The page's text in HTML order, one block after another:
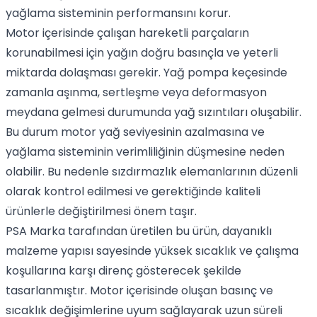
yağlama sisteminin performansını korur.
Motor içerisinde çalışan hareketli parçaların
korunabilmesi için yağın doğru basınçla ve yeterli
miktarda dolaşması gerekir. Yağ pompa keçesinde
zamanla aşınma, sertleşme veya deformasyon
meydana gelmesi durumunda yağ sızıntıları oluşabilir.
Bu durum motor yağ seviyesinin azalmasına ve
yağlama sisteminin verimliliğinin düşmesine neden
olabilir. Bu nedenle sızdırmazlık elemanlarının düzenli
olarak kontrol edilmesi ve gerektiğinde kaliteli
ürünlerle değiştirilmesi önem taşır.
PSA Marka tarafından üretilen bu ürün, dayanıklı
malzeme yapısı sayesinde yüksek sıcaklık ve çalışma
koşullarına karşı direnç gösterecek şekilde
tasarlanmıştır. Motor içerisinde oluşan basınç ve
sıcaklık değişimlerine uyum sağlayarak uzun süreli